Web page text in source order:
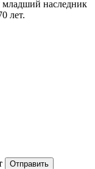
младший наследник
лет.